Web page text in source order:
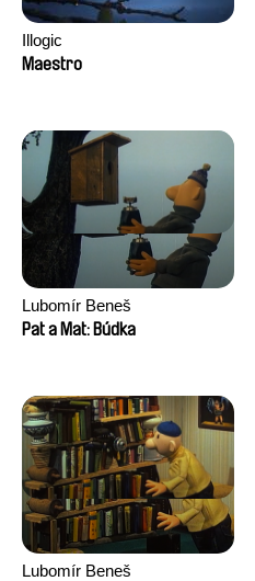
Illogic
Maestro
Lubomír Beneš
Pat a Mat: Búdka
Lubomír Beneš